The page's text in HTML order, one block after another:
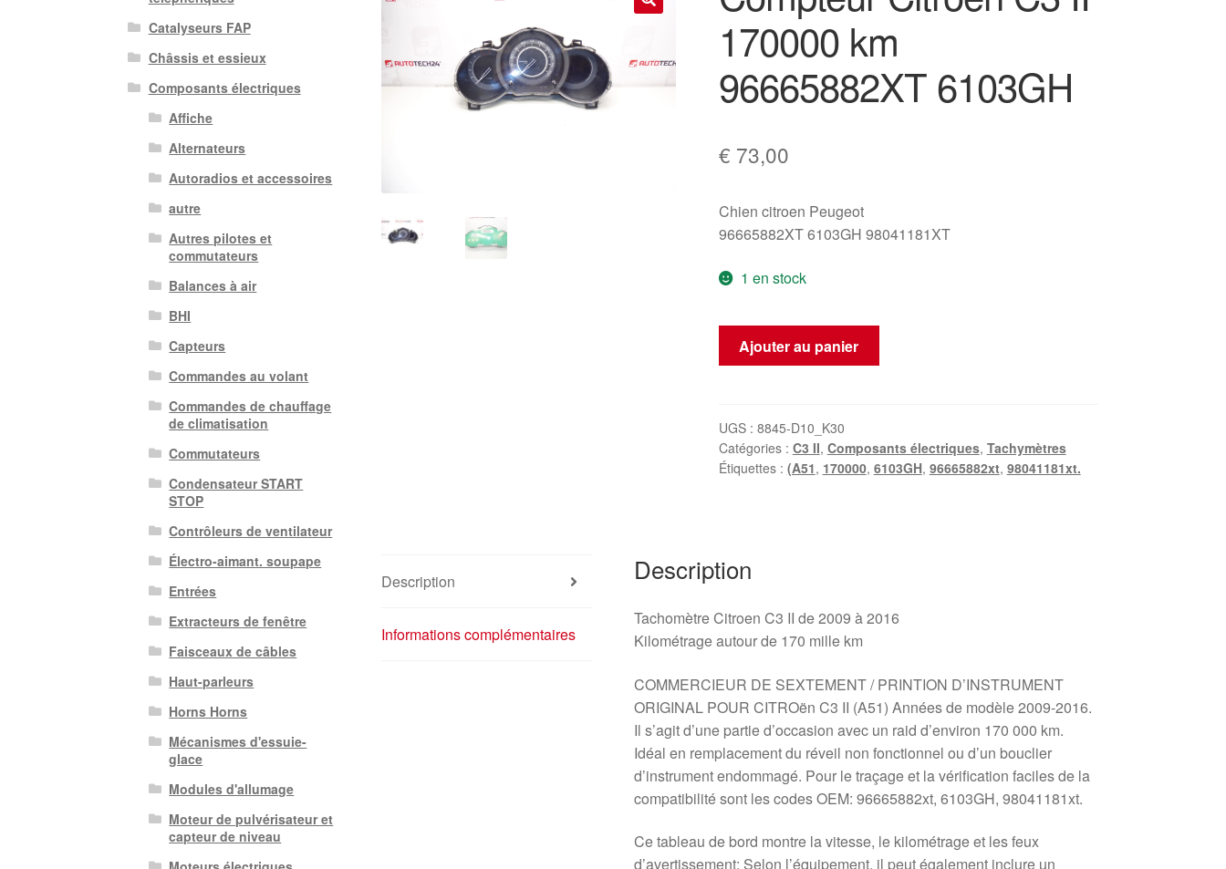
170000 km
96665882XT 6103GH
€ 73,00
Chien citroen Peugeot
96665882XT 6103GH 98041181XT
1 en stock
quantité
C3
II
170000
Ajouter au panier
UGS : 8845-D10_K30
Catégories : C3 II, Composants électriques, Tachymètres
Étiquettes : (A51, 170000, 6103GH, 96665882xt, 98041181xt.
Description
Informations complémentaires
Description
Tachomètre Citroen C3 II de 2009 à 2016
Kilométrage autour de 170 mille km
COMMERCIEUR DE SEXTEMENT / PRINTION D’INSTRUMENT
ORIGINAL POUR CITROën C3 II (A51) Années de modèle 2009-2016.
Il s’agit d’une partie d’occasion avec un raid d’environ 170 000 km.
Idéal en remplacement du réveil non fonctionnel ou d’un bouclier
d’instrument endommagé. Pour le traçage et la vérification faciles de la
compatibilité sont les codes OEM: 96665882xt, 6103GH, 98041181xt.
Ce tableau de bord montre la vitesse, le kilométrage et les feux
d’avertissement; Selon l’équipement, il peut également inclure un
Catalyseurs FAP
Châssis et essieux
Composants électriques
Affiche
Alternateurs
Autoradios et accessoires
autre
Autres pilotes et
commutateurs
Balances à air
BHI
Capteurs
Commandes au volant
Commandes de chauffage
de climatisation
Commutateurs
Condensateur START
STOP
Contrôleurs de ventilateur
Électro-aimant. soupape
Entrées
Extracteurs de fenêtre
Faisceaux de câbles
Haut-parleurs
Horns Horns
Mécanismes d'essuie-
glace
Modules d'allumage
Moteur de pulvérisateur et
capteur de niveau